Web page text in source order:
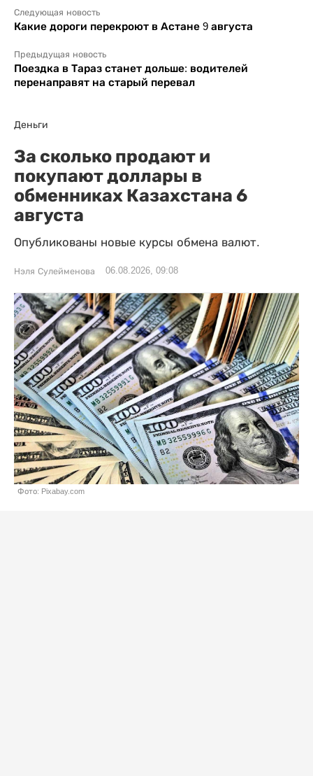
Следующая новость
Какие дороги перекроют в Астане 9 августа
Предыдущая новость
Поездка в Тараз станет дольше: водителей
перенаправят на старый перевал
Деньги
За сколько продают и
покупают доллары в
обменниках Казахстана 6
августа
Опубликованы новые курсы обмена валют.
Нэля Сулейменова 06.08.2026, 09:08
Фото: Pixabay.com